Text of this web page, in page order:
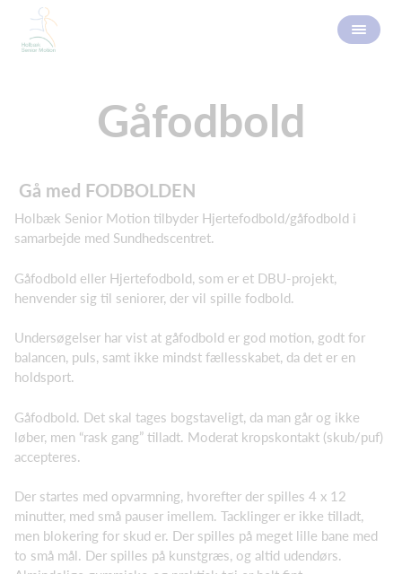
Gåfodbold
​ Gå med FODBOLDEN
Holbæk Senior Motion tilbyder Hjertefodbold/gåfodbold i
samarbejde med Sundhedscentret.
Gåfodbold eller Hjertefodbold, som er et DBU-projekt,
henvender sig til seniorer, der vil spille fodbold.
Undersøgelser har vist at gåfodbold er god motion, godt for
balancen, puls, samt ikke mindst fællesskabet, da det er en
holdsport.
Gåfodbold. Det skal tages bogstaveligt, da man går og ikke
løber, men “rask gang” tilladt. Moderat kropskontakt (skub/puf)
accepteres.
Der startes med opvarmning, hvorefter der spilles 4 x 12
minutter, med små pauser imellem. Tacklinger er ikke tilladt,
men blokering for skud er. Der spilles på meget lille bane med
to små mål. Der spilles på kunstgræs, og altid udendørs.